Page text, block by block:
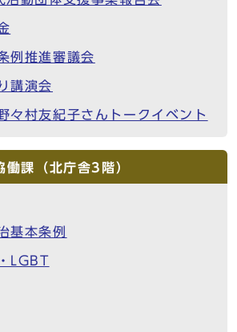
例推進審議会
講演会
々村友紀子さんトークイベント
働課（北庁舎3階）
基本条例
LGBT